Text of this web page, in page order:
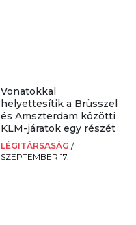
Vonatokkal
helyettesítik a Brüsszel
és Amszterdam közötti
KLM-járatok egy részét
LÉGITÁRSASÁG /
SZEPTEMBER 17.